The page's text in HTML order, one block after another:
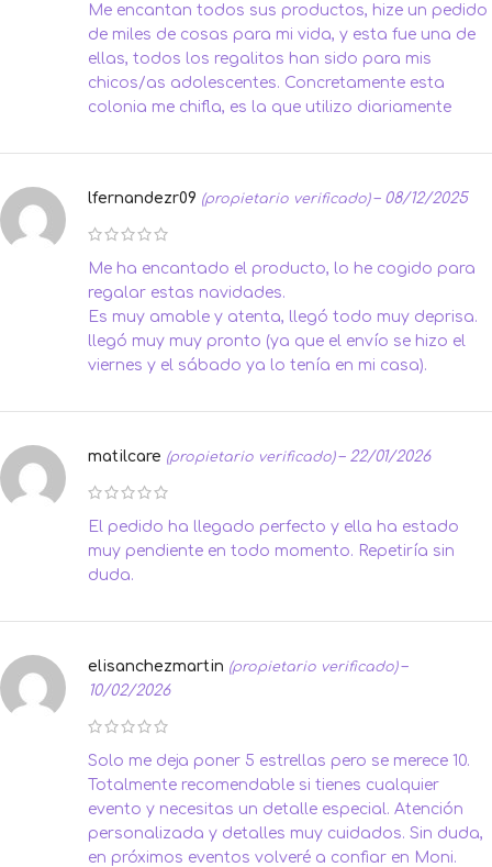
Me encantan todos sus productos, hize un pedido
de miles de cosas para mi vida, y esta fue una de
ellas, todos los regalitos han sido para mis
chicos/as adolescentes. Concretamente esta
colonia me chifla, es la que utilizo diariamente
lfernandezr09 (propietario verificado) – 08/12/2025
Me ha encantado el producto, lo he cogido para
regalar estas navidades.
Es muy amable y atenta, llegó todo muy deprisa.
llegó muy muy pronto (ya que el envío se hizo el
viernes y el sábado ya lo tenía en mi casa).
matilcare (propietario verificado) – 22/01/2026
El pedido ha llegado perfecto y ella ha estado
muy pendiente en todo momento. Repetiría sin
duda.
elisanchezmartin (propietario verificado) –
10/02/2026
Solo me deja poner 5 estrellas pero se merece 10.
Totalmente recomendable si tienes cualquier
evento y necesitas un detalle especial. Atención
personalizada y detalles muy cuidados. Sin duda,
en próximos eventos volveré a confiar en Moni.